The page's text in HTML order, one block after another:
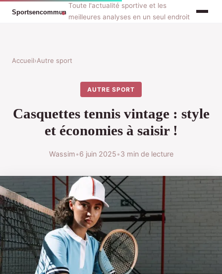
Toute l'actualité sportive et les
meilleures analyses en un seul endroit
Accueil›Autre sport
AUTRE SPORT
Casquettes tennis vintage : style
et économies à saisir !
Wassim•6 juin 2025•3 min de lecture